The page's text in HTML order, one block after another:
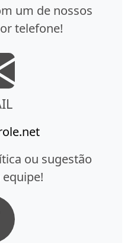
um de nossos
telefone!
ou sugestão